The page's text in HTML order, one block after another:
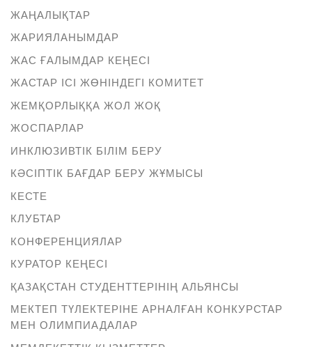
ЖАҢАЛЫҚТАР
ЖАРИЯЛАНЫМДАР
ЖАС ҒАЛЫМДАР КЕҢЕСІ
ЖАСТАР ІСІ ЖӨНІНДЕГІ КОМИТЕТ
ЖЕМҚОРЛЫҚҚА ЖОЛ ЖОҚ
ЖОСПАРЛАР
ИНКЛЮЗИВТІК БІЛІМ БЕРУ
КӘСІПТІК БАҒДАР БЕРУ ЖҰМЫСЫ
КЕСТЕ
КЛУБТАР
КОНФЕРЕНЦИЯЛАР
КУРАТОР КЕҢЕСІ
ҚАЗАҚСТАН СТУДЕНТТЕРІНІҢ АЛЬЯНСЫ
МЕКТЕП ТҮЛЕКТЕРІНЕ АРНАЛҒАН КОНКУРСТАР
МЕН ОЛИМПИАДАЛАР